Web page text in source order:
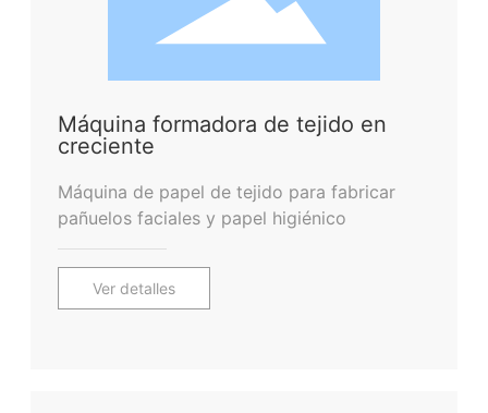
Máquina formadora de tejido en
creciente
Máquina de papel de tejido para fabricar
pañuelos faciales y papel higiénico
Ver detalles